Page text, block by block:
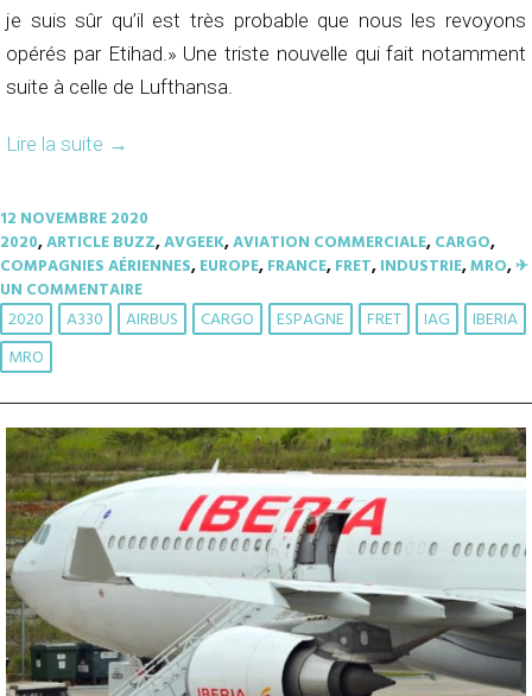
je suis sûr qu’il est très probable que nous les revoyons
opérés par Etihad.» Une triste nouvelle qui fait notamment
suite à celle de Lufthansa.
Lire la suite →
12 NOVEMBRE 2020
2020,ARTICLE BUZZ,AVGEEK,AVIATION COMMERCIALE,CARGO,
COMPAGNIES AÉRIENNES,EUROPE,FRANCE,FRET,INDUSTRIE,MRO,✈︎
UN COMMENTAIRE
2020 A330 AIRBUS CARGO ESPAGNE FRET IAG
IBERIA
MRO